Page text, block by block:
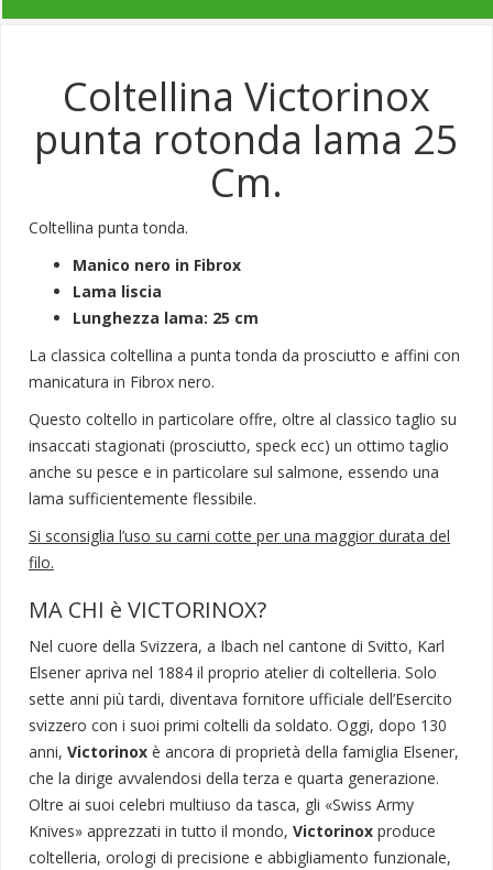
Coltellina Victorinox
punta rotonda lama 25
Cm.
Coltellina punta tonda.
Manico nero in Fibrox
Lama liscia
Lunghezza lama: 25 cm
La classica coltellina a punta tonda da prosciutto e affini con
manicatura in Fibrox nero.
Questo coltello in particolare offre, oltre al classico taglio su
insaccati stagionati (prosciutto, speck ecc) un ottimo taglio
anche su pesce e in particolare sul salmone, essendo una
lama sufficientemente flessibile.
Si sconsiglia l’uso su carni cotte per una maggior durata del
filo.
MA CHI è VICTORINOX?
Nel cuore della Svizzera, a Ibach nel cantone di Svitto, Karl
Elsener apriva nel 1884 il proprio atelier di coltelleria. Solo
sette anni più tardi, diventava fornitore ufficiale dell’Esercito
svizzero con i suoi primi coltelli da soldato. Oggi, dopo 130
anni, Victorinox è ancora di proprietà della famiglia Elsener,
che la dirige avvalendosi della terza e quarta generazione.
Oltre ai suoi celebri multiuso da tasca, gli «Swiss Army
Knives» apprezzati in tutto il mondo, Victorinox produce
coltelleria, orologi di precisione e abbigliamento funzionale,